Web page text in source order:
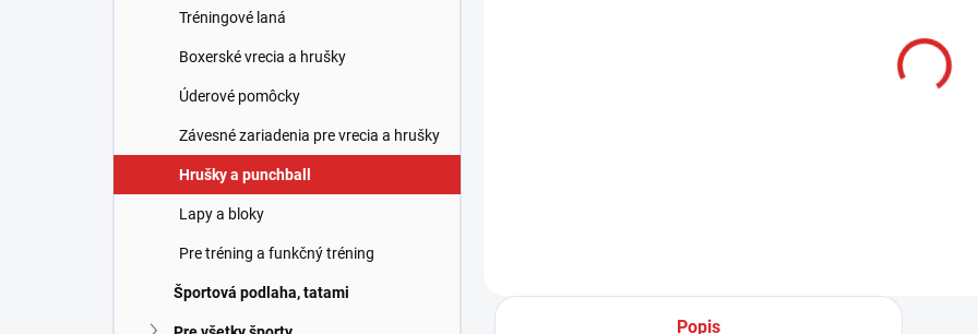
Tréningové laná
Boxerské vrecia a hrušky
Úderové pomôcky
Závesné zariadenia pre vrecia a hrušky
Hrušky a punchball
Lapy a bloky
Pre tréning a funkčný tréning
Športová podlaha, tatami
Popis